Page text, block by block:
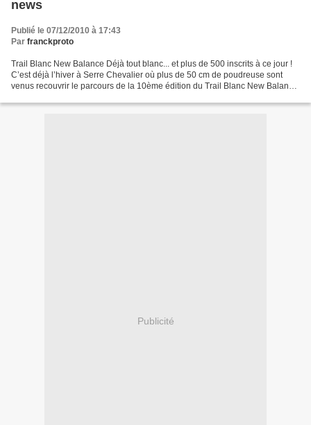
news
Publié le 07/12/2010 à 17:43
Par franckproto
Trail Blanc New Balance Déjà tout blanc... et plus de 500 inscrits à ce jour !
C’est déjà l’hiver à Serre Chevalier où plus de 50 cm de poudreuse sont
venus recouvrir le parcours de la 10ème édition du Trail Blanc New Balance
Publicité